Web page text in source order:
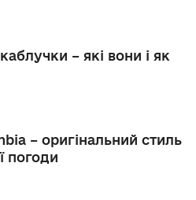
– які вони і як
– оригінальний стиль
погоди